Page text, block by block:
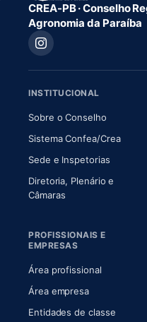
CREA-PB · Conselho
Agronomia da Paraíba
INSTITUCIONAL
Sobre o Conselho(abre
Sistema Confea/Crea(abre
Sede e Inspetorias
Diretoria, Plenário e
Câmaras(abre em nova aba)
PROFISSIONAIS E
EMPRESAS
Área profissional
Área empresa
Entidades de classe